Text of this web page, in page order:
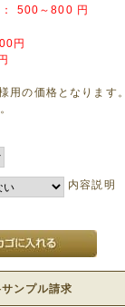
500～800 円
円
の価格となります。
内容説明
ンプル請求